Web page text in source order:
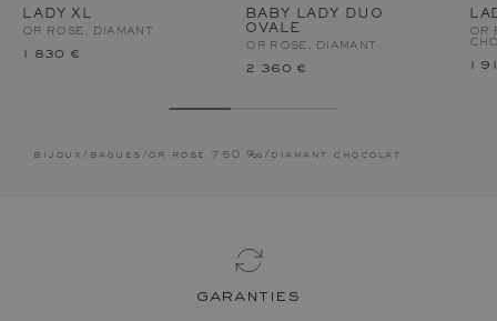
LADY XL
OR ROSE, DIAMANT
1 830 €
BABY LADY DUO
OVALE
OR ROSE, DIAMANT
2 360 €
OR
1
bijoux / bagues / or rose 750 ‰ / diamant chocolat
garanties